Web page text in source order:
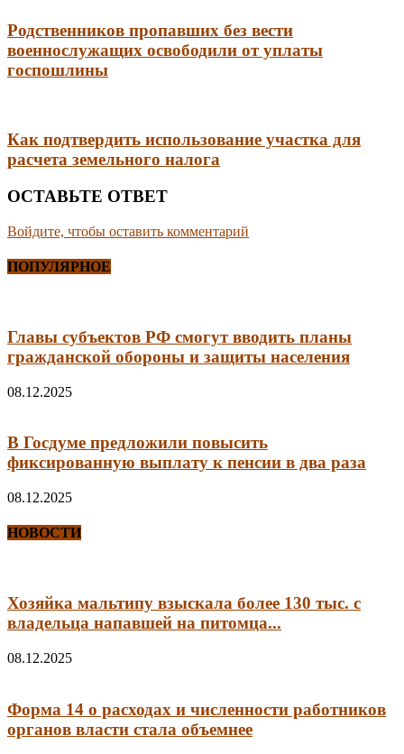
Родственников пропавших без вести
военнослужащих освободили от уплаты
госпошлины
Как подтвердить использование участка для
расчета земельного налога
ОСТАВЬТЕ ОТВЕТ
Войдите, чтобы оставить комментарий
ПОПУЛЯРНОЕ
Главы субъектов РФ смогут вводить планы
гражданской обороны и защиты населения
08.12.2025
В Госдуме предложили повысить
фиксированную выплату к пенсии в два раза
08.12.2025
НОВОСТИ
Хозяйка мальтипу взыскала более 130 тыс. с
владельца напавшей на питомца...
08.12.2025
Форма 14 о расходах и численности работников
органов власти стала объемнее